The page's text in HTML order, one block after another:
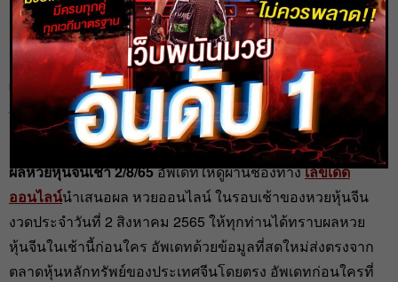
ผลหวยหุ้นจีนเช้า 2/8/65 หุ้นวันนี้ ตรวจเช็ค
ผลหวยหุ้นก่อนใคร
Home ตรวจหวย ผลหวยหุ้นจีนเช้า 2/8/65 หุ้นวันนี้ ตรวจเช็คผลหวยหุ้นก่อนใคร
admin 2 ส.ค. 2022
ผลหวยหุ้นจีนเช้า 2/8/65อัพเดทให้ดูผ่านช่องทางเลขเด็ด
ออนไลน์นำเสนอผล หวยออนไลน์ ในรอบเช้าของหวยหุ้นจีน
งวดประจำวันที่ 2 สิงหาคม 2565 ให้ทุกท่านได้ทราบผลหวย
หุ้นจีนในเช้านี้ก่อนใคร อัพเดทด้วยข้อมูลที่สดใหม่ส่งตรงจาก
ตลาดหุ้นหลักทรัพย์ของประเทศจีนโดยตรง อัพเดทก่อนใครที่